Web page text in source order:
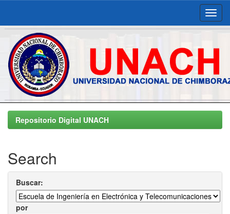
Skip
navigationRepositorio Digital UNACH
Search
Buscar:
por